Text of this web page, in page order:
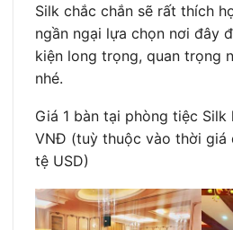
Silk chắc chắn sẽ rất thích
ngần ngại lựa chọn nơi đây
kiện long trọng, quan trọng
nhé.
Giá 1 bàn tại phòng tiệc
VNĐ (tuỳ thuộc vào thời giá
tệ USD)